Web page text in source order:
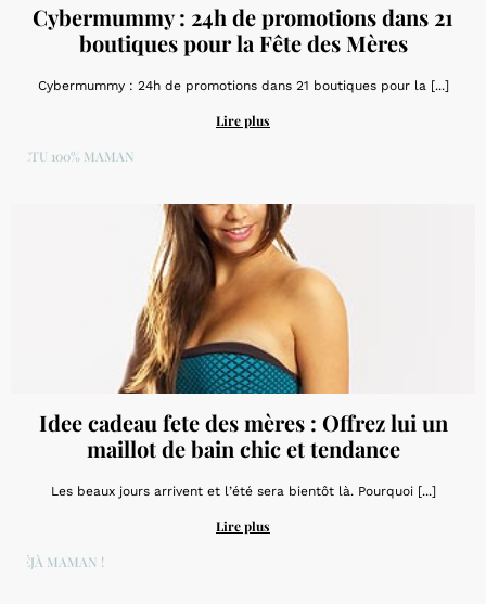
Cybermummy : 24h de promotions dans 21
boutiques pour la Fête des Mères
Cybermummy : 24h de promotions dans 21 boutiques pour la [...]
Lire plus
ACTU 100% MAMAN
Idee cadeau fete des mères : Offrez lui un
maillot de bain chic et tendance
Les beaux jours arrivent et l’été sera bientôt là. Pourquoi [...]
Lire plus
DÉJÀ MAMAN !